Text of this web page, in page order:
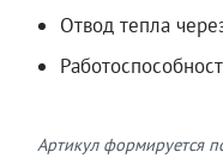
Отвод тепла
Артикул формируется